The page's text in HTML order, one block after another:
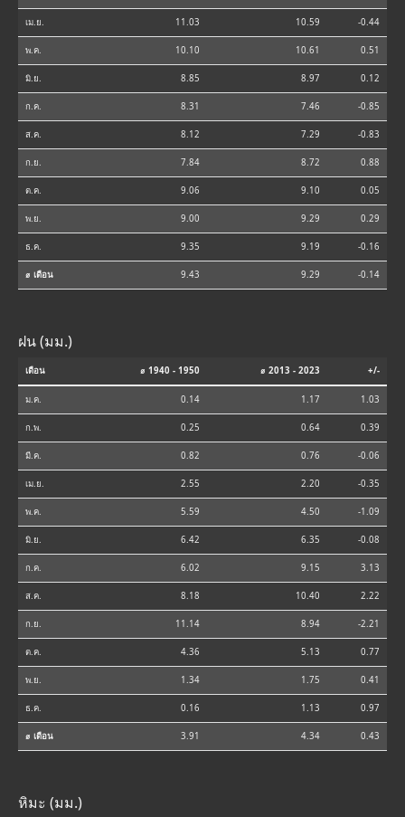
เม.ย. 11.03 10.59 -0.44
พ.ค. 10.10 10.61 0.51
มิ.ย. 8.85 8.97 0.12
ก.ค. 8.31 7.46 -0.85
ส.ค. 8.12 7.29 -0.83
ก.ย. 7.84 8.72 0.88
ต.ค. 9.06 9.10 0.05
พ.ย. 9.00 9.29 0.29
ธ.ค. 9.35 9.19 -0.16
⌀ เดือน 9.43 9.29 -0.14
ฝน (มม.)
เดือน ⌀ 1940 - 1950 ⌀ 2013 - 2023 +/-
ม.ค. 0.14 1.17 1.03
ก.พ. 0.25 0.64 0.39
มี.ค. 0.82 0.76 -0.06
เม.ย. 2.55 2.20 -0.35
พ.ค. 5.59 4.50 -1.09
มิ.ย. 6.42 6.35 -0.08
ก.ค. 6.02 9.15 3.13
ส.ค. 8.18 10.40 2.22
ก.ย. 11.14 8.94 -2.21
ต.ค. 4.36 5.13 0.77
พ.ย. 1.34 1.75 0.41
ธ.ค. 0.16 1.13 0.97
⌀ เดือน 3.91 4.34 0.43
หิมะ (มม.)